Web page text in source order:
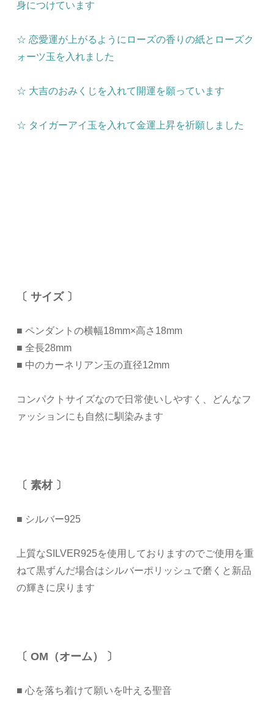
身につけています
☆ 恋愛運が上がるようにローズの香りの紙とローズク
ォーツ玉を入れました
☆ 大吉のおみくじを入れて開運を願っています
☆ タイガーアイ玉を入れて金運上昇を祈願しました
〔 サイズ 〕
■ ペンダントの横幅18mm×高さ18mm
■ 全長28mm
■ 中のカーネリアン玉の直径12mm
コンパクトサイズなので日常使いしやすく、どんなフ
ァッションにも自然に馴染みます
〔 素材 〕
■ シルバー925
上質なSILVER925を使用しておりますのでご使用を重
ねて黒ずんだ場合はシルバーポリッシュで磨くと新品
の輝きに戻ります
〔 OM（オーム） 〕
■ 心を落ち着けて願いを叶える聖音